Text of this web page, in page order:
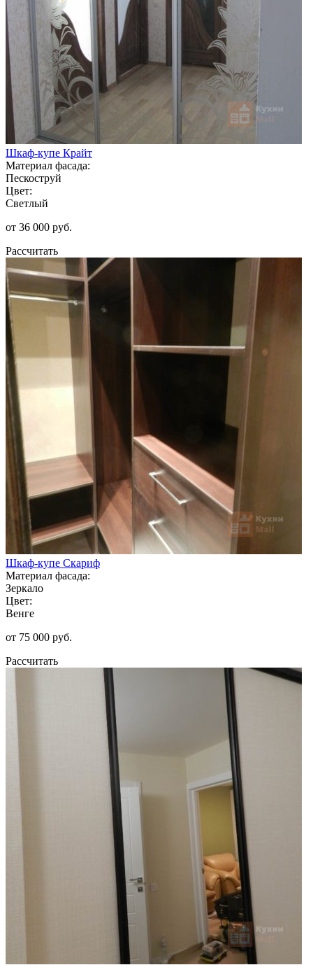
Шкаф-купе Крайт
Материал фасада:
Пескоструй
Цвет:
Светлый
от 36 000 руб.
Рассчитать
Шкаф-купе Скариф
Материал фасада:
Зеркало
Цвет:
Венге
от 75 000 руб.
Рассчитать